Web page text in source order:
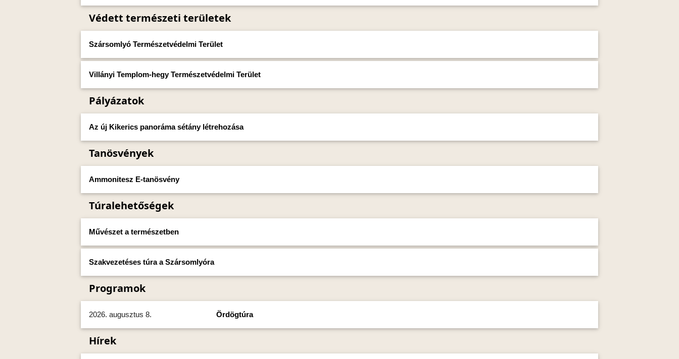
Védett természeti területek
Szársomlyó Természetvédelmi Terület
Villányi Templom-hegy Természetvédelmi Terület
Pályázatok
Az új Kikerics panoráma sétány létrehozása
Tanösvények
Ammonitesz E-tanösvény
Túralehetőségek
Művészet a természetben
Szakvezetéses túra a Szársomlyóra
Programok
2026. augusztus 8. Ördögtúra
Hírek